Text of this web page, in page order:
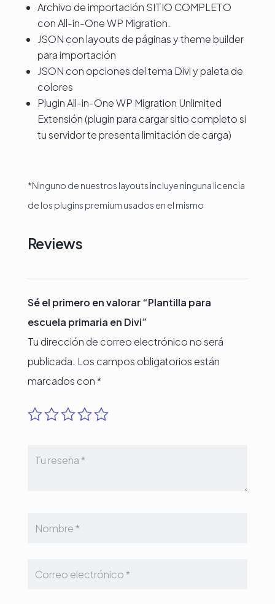
Archivo de importación SITIO COMPLETO
con All-in-One WP Migration.
JSON con layouts de páginas y theme builder
para importación
JSON con opciones del tema Divi y paleta de
colores
Plugin All-in-One WP Migration Unlimited
Extensión (plugin para cargar sitio completo si
tu servidor te presenta limitación de carga)
*Ninguno de nuestros layouts incluye ninguna licencia
de los plugins premium usados en el mismo
Reviews
Sé el primero en valorar “Plantilla para
escuela primaria en Divi”
Tu dirección de correo electrónico no será
publicada. Los campos obligatorios están
marcados con*